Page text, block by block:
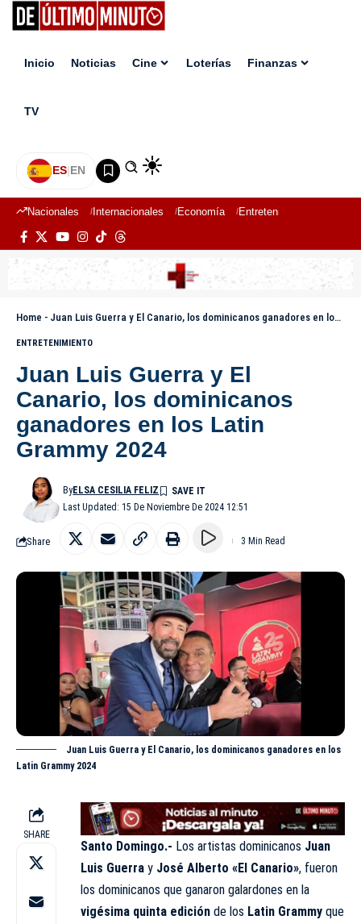
Inicio Noticias Cine Loterías Finanzas
TV
ES|EN
Nacionales Internacionales Economía Entretenimiento
Home - Juan Luis Guerra y El Canario, los dominicanos ganadores en los Latin Grammy 2024
ENTRETENIMIENTO
Juan Luis Guerra y El
Canario, los dominicanos
ganadores en los Latin
Grammy 2024
Last Updated: 15 De Noviembre De 2024 12:51
ByELSA CESILIA FELIZ
Share 3 Min Read
Juan Luis Guerra y El Canario, los dominicanos ganadores en los
Latin Grammy 2024
SHARE
Santo Domingo.- Los artistas dominicanos Juan
Luis Guerra y José Alberto «El Canario», fueron
los dominicanos que ganaron galardones en la
vigésima quinta edición de los Latin Grammy que